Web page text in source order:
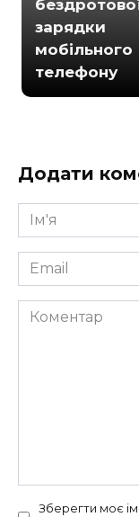
зарядки
мобільного
телефону
Додати
Ім'я
*
Email
*
Коментар
Зберегти моє